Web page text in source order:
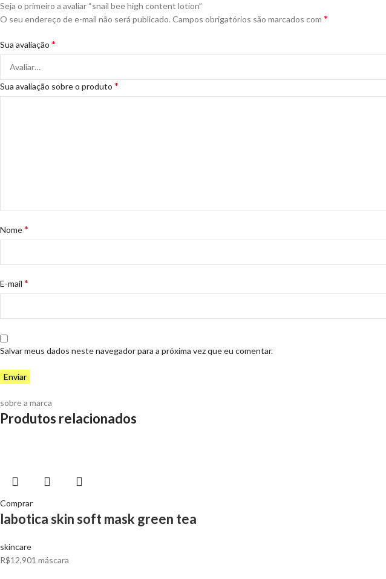
Seja o primeiro a avaliar “snail bee high content lotion”
O seu endereço de e-mail não será publicado.Campos obrigatórios são marcados com *
Sua avaliação *
Sua avaliação sobre o produto *
Nome*
E-mail *
Salvar meus dados neste navegador para a próxima vez que eu comentar.
sobre a marca
Produtos relacionados
Comprar
labotica skin soft mask green tea
skincare
R$12,901 máscara